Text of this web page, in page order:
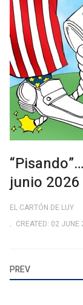
junio 2026
EL CARTÓN DE LUY
CREATED: 02 JUNE
PREV